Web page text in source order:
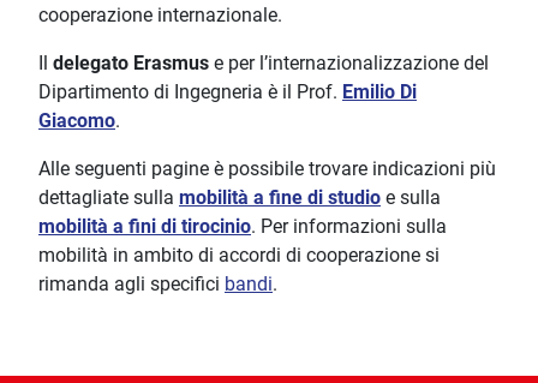
cooperazione internazionale.
delegato Erasmus e per l’internazionalizzazione del
Dipartimento di Ingegneria è il Prof. Emilio Di
Giacomo.
Alle seguenti pagine è possibile trovare indicazioni più
dettagliate sulla mobilità a fine di studio e sulla
mobilità a fini di tirocinio. Per informazioni sulla
mobilità in ambito di accordi di cooperazione si
rimanda agli specifici bandi.